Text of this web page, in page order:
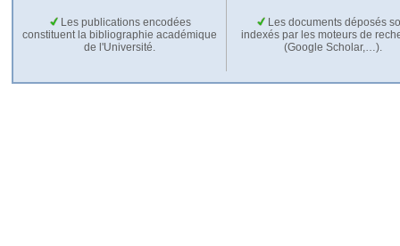
Les publications encodées
constituent la bibliographie académique
de l'Université.
Les documents déposés
indexés par les moteurs de
(Google Scholar,…).